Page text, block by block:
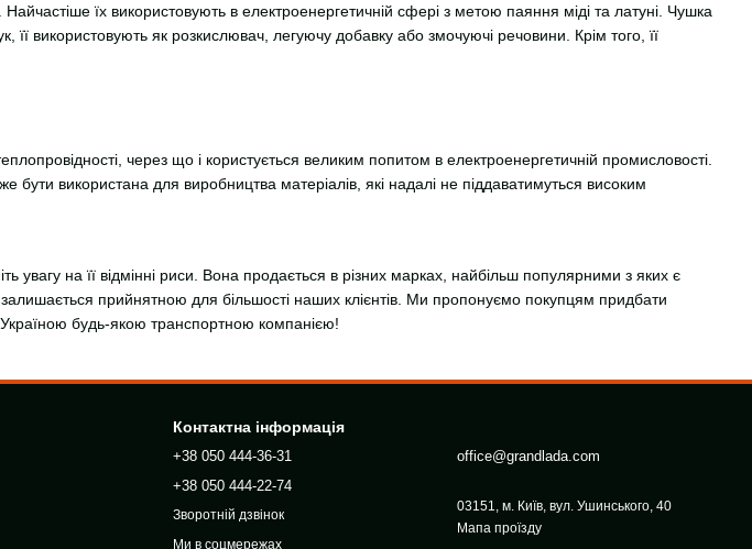
їх використовують в електроенергетичній сфері з метою паяння міді та латуні. Чушка
її використовують як розкислювач, легуючу добавку або змочуючі речовини. Крім того, її
через що і користується великим попитом в електроенергетичній промисловості.
бути використана для виробництва матеріалів, які надалі не піддаватимуться високим
увагу на її відмінні риси. Вона продається в різних марках, найбільш популярними з яких є
прийнятною для більшості наших клієнтів. Ми пропонуємо покупцям придбати
будь-якою транспортною компанією!
Контактна інформація
+38 050 444-36-31
+38 050 444-22-74
Зворотній дзвінок
office@grandlada.com
03151, м. Київ, вул. Ушинського, 40
Мапа проїзду
Ми в соцмережах